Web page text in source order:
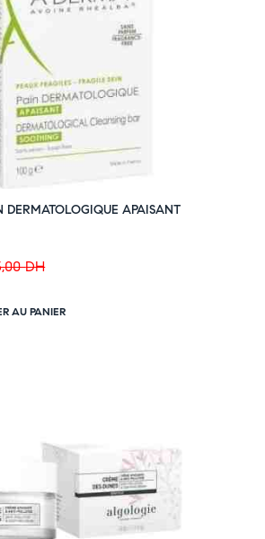
DERMATOLOGIQUE APAISANT
DH
AU PANIER